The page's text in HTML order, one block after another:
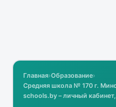
Главная›Образование›
Средняя школа № 170 г.
schools.by – личный